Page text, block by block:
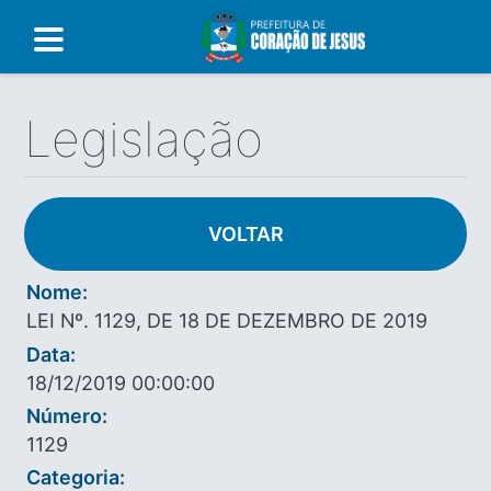
Legislação
VOLTAR
Nome:
LEI Nº. 1129, DE 18 DE DEZEMBRO DE 2019
Data:
18/12/2019 00:00:00
Número:
1129
Categoria: